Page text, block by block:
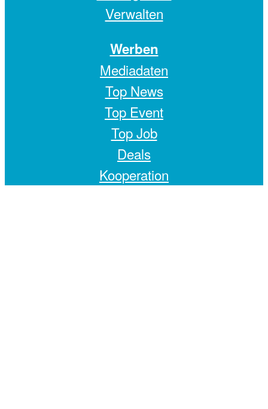
Verwalten
Werben
Mediadaten
Top News
Top Event
Top Job
Deals
Kooperation